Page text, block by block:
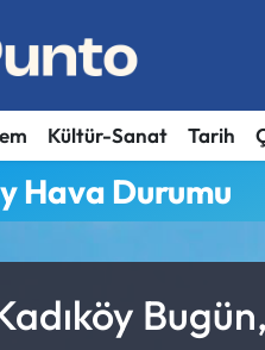
Kültür-Sanat Tarih
Hava Durumu